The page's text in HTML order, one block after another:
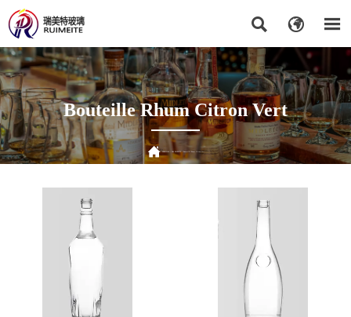
  
Bouteille Rhum Citron Vert
DOMICILE DES PRODUITS Bouteille Rhum Citron Vert